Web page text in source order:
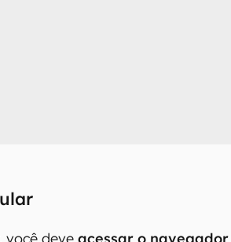
você deveacessar o navegador